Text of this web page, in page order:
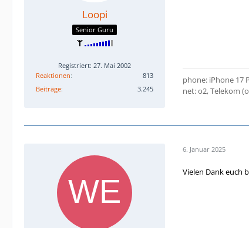
Loopi
Senior Guru
Registriert: 27. Mai 2002
Reaktionen
813
Beiträge
3.245
phone: iPhone 17
net: o2, Telekom
6. Januar 2025
Vielen Dank euch